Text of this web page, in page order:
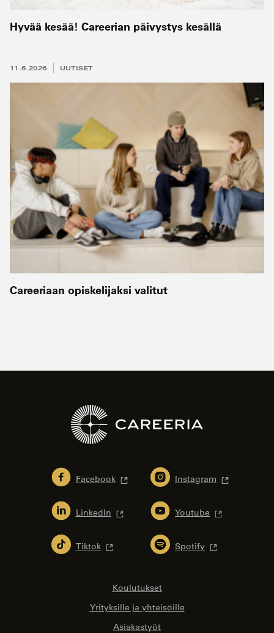
Hyvää kesää! Careerian päivystys kesällä
11.6.2026 UUTISET
Careeriaan opiskelijaksi valitut
Facebook Instagram
LinkedIn Youtube
Tiktok Spotify
Koulutukset
Yrityksille ja yhteisöille
Asiakastyöt